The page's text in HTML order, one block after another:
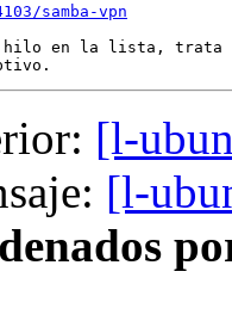
samba-vpn
en la lista, trata
[l-
[l-